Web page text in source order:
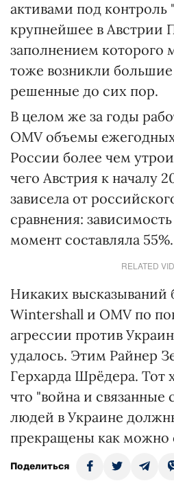
активами под
крупнейшее в Австрии
заполнением
тоже возникли
решенные до сих пор.
В целом же за годы
OMV объемы
России более чем
чего Австрия к началу
зависела от
сравнения:
момент составляла 55%.
RELATED
Никаких высказываний
Wintershall и OMV по
агрессии против
удалось. Этим Райнер
Герхарда Шрёдера. Тот
что "война и связанные
людей в Украине
прекращены как можно
Поделиться